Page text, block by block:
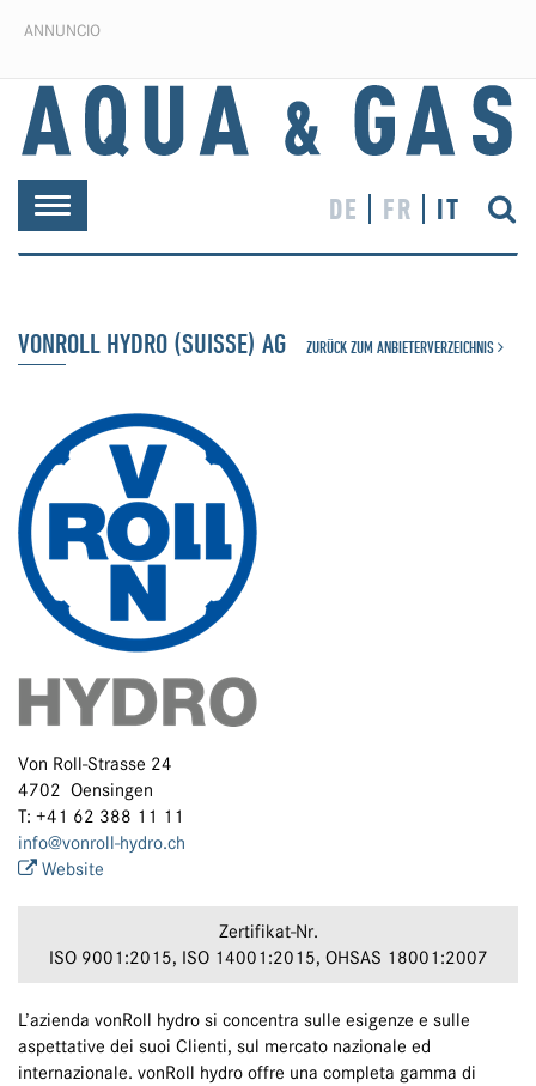
ANNUNCIO
Toggle
navigation
DE FR IT
VONROLL HYDRO (SUISSE) AG ZURÜCK ZUM ANBIETERVERZEICHNIS
Von Roll-Strasse 24
4702 Oensingen
T: +41 62 388 11 11
info@vonroll-hydro.ch
Website
Zertifikat-Nr.
ISO 9001:2015, ISO 14001:2015, OHSAS 18001:2007
L’azienda vonRoll hydro si concentra sulle esigenze e sulle
aspettative dei suoi Clienti, sul mercato nazionale ed
internazionale. vonRoll hydro offre una completa gamma di